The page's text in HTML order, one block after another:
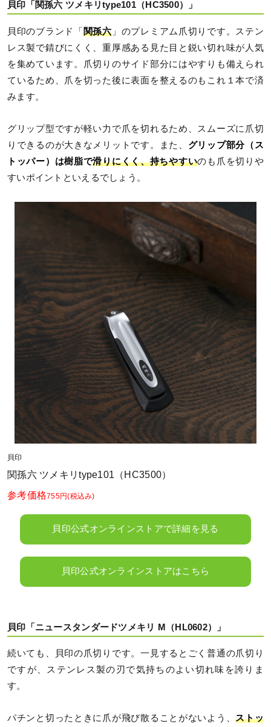
貝印「関孫六 ツメキリtype101（HC3500）」
貝印のブランド「 関孫六」のプレミアム爪切りです。ステン
レス製で錆びにくく、重厚感ある見た目と鋭い切れ味が人気
を集めています。爪切りのサイド部分にはやすりも備えられ
ているため、爪を切った後に表面を整えるのもこれ１本で済
みます。
グリップ型ですが軽い力で爪を切れるため、スムーズに爪切
りできるのが大きなメリットです。また、 グリップ部分（ス
トッパー）は樹脂で滑りにくく、持ちやすいのも爪を切りや
すいポイントといえるでしょう。
貝印
関孫六 ツメキリtype101（HC3500）
参考価格755円(税込み)
貝印公式オンラインストアで詳細を見る
貝印公式オンラインストアはこちら
貝印「ニュースタンダードツメキリ M（HL0602）」
続いても、貝印の爪切りです。一見するとごく普通の爪切り
ですが、ステンレス製の刃で気持ちのよい切れ味を誇りま
す。
パチンと切ったときに爪が飛び散ることがないよう、ストッ